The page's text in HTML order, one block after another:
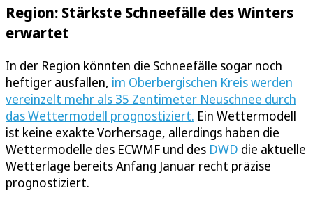
Region: Stärkste Schneefälle des Winters
erwartet
In der Region könnten die Schneefälle sogar noch
heftiger ausfallen, im Oberbergischen Kreis werden
vereinzelt mehr als 35 Zentimeter Neuschnee durch
das Wettermodell prognostiziert. Ein Wettermodell
ist keine exakte Vorhersage, allerdings haben die
Wettermodelle des ECWMF und des DWD die aktuelle
Wetterlage bereits Anfang Januar recht präzise
prognostiziert.